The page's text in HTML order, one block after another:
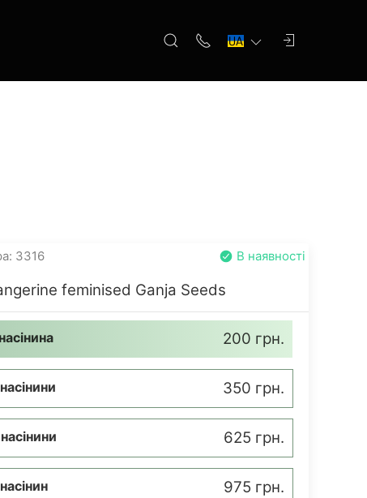
3316 В наявності
feminised Ganja Seeds
200 грн.
350 грн.
625 грн.
975 грн.